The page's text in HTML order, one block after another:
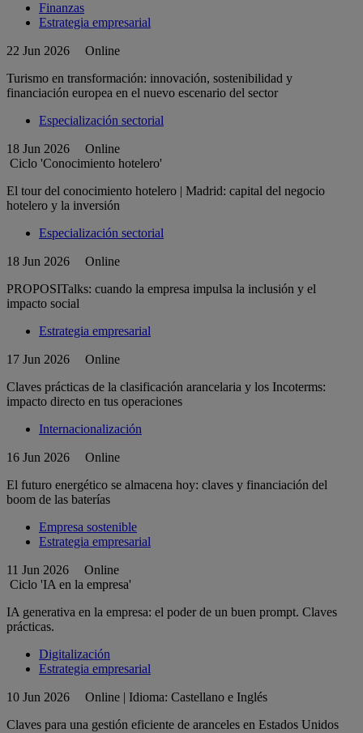
Finanzas
Estrategia empresarial
22 Jun 2026
Online
Turismo en transformación: innovación, sostenibilidad y
financiación europea en el nuevo escenario del sector
Especialización sectorial
18 Jun 2026
Online
Ciclo 'Conocimiento hotelero'
El tour del conocimiento hotelero | Madrid: capital del negocio
hotelero y la inversión
Especialización sectorial
18 Jun 2026
Online
PROPOSITalks: cuando la empresa impulsa la inclusión y el
impacto social
Estrategia empresarial
17 Jun 2026
Online
Claves prácticas de la clasificación arancelaria y los Incoterms:
impacto directo en tus operaciones
Internacionalización
16 Jun 2026
Online
El futuro energético se almacena hoy: claves y financiación del
boom de las baterías
Empresa sostenible
Estrategia empresarial
11 Jun 2026
Online
Ciclo 'IA en la empresa'
IA generativa en la empresa: el poder de un buen prompt. Claves
prácticas.
Digitalización
Estrategia empresarial
10 Jun 2026
Online | Idioma: Castellano e Inglés
Claves para una gestión eficiente de aranceles en Estados Unidos